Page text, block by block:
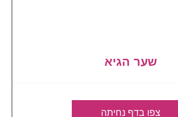
שער הגיא
צפו בדף נחיתה